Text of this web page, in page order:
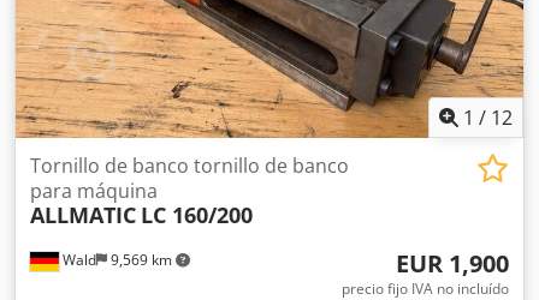
1 / 12
Wald 9,569 km
Tornillo de banco tornillo de banco
para máquina
ALLMATIC LC 160/200
EUR 1,900
precio fijo IVA no incluído